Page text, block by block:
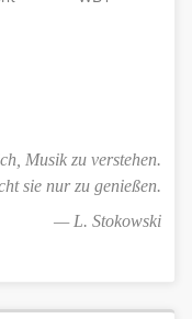
Musik zu verstehen.
sie nur zu genießen.
L. Stokowski